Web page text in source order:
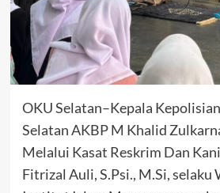
OKU Selatan–Kepala
Selatan AKBP M Khalid
Melalui Kasat Reskrim Dan
Fitrizal Auli, S.Psi., M.Si, selaku